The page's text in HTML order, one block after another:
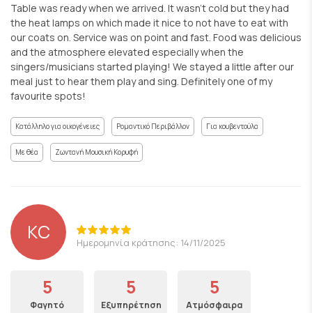
Table was ready when we arrived. It wasn't cold but they had
the heat lamps on which made it nice to not have to eat with
our coats on. Service was on point and fast. Food was delicious
and the atmosphere elevated especially when the
singers/musicians started playing! We stayed a little after our
meal just to hear them play and sing. Definitely one of my
favourite spots!
Κατάλληλο για οικογένειες Ρομαντικό Περιβάλλον Για κουβεντούλα
Με θέα Ζωντανή Μουσική Κορυφή
KC Ημερομηνία κράτησης: 14/11/2025
5
Φαγητό
5
Εξυπηρέτηση
5
Ατμόσφαιρα